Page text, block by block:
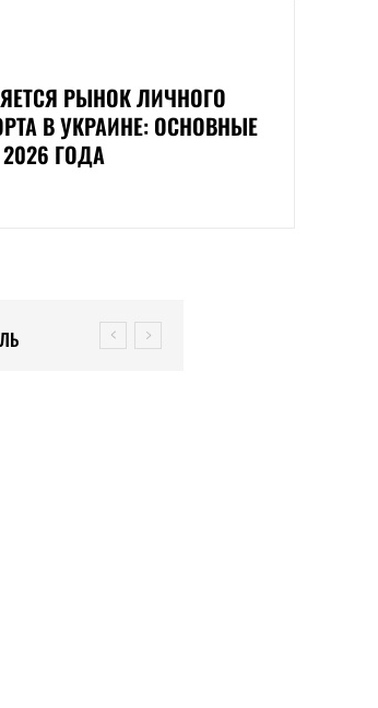
РЫНОК ЛИЧНОГО
В УКРАИНЕ: ОСНОВНЫЕ
ГОДА